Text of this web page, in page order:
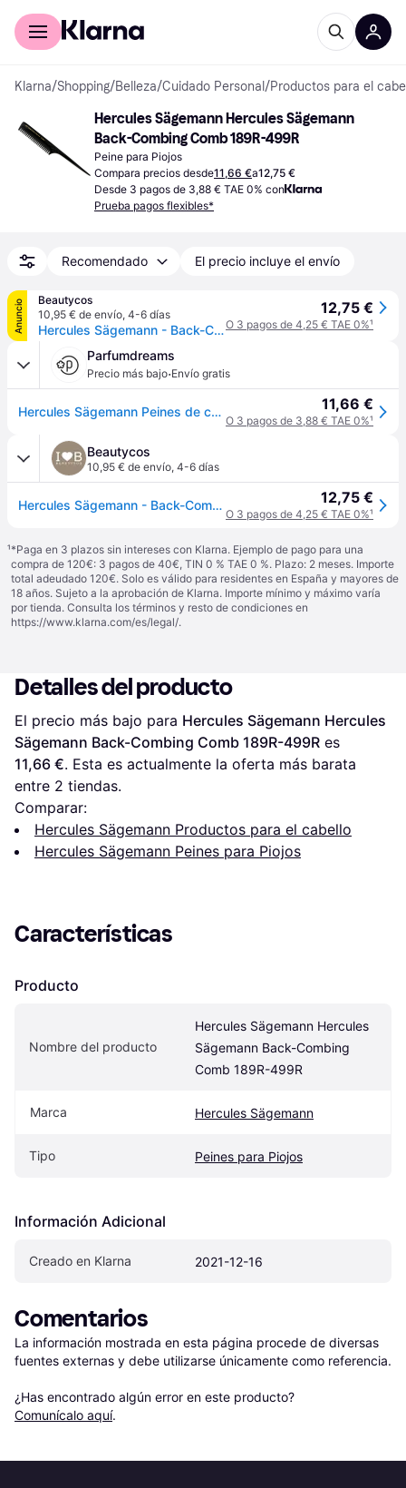
Comprar con Klarna
Klarna/Shopping/Belleza/Cuidado Personal /Productos para el
Hercules Sägemann Hercules Sägemann
Back-Combing Comb 189R-499R
Peine para Piojos
Compara precios desde11,66 €a12,75 €
Desde 3 pagos de 3,88 € TAE 0% con
Prueba pagos flexibles*
Recomendado El precio incluye el envío
Anuncio
Beautycos
10,95 € de envío, 4-6 días
Hercules Sägemann - Back-Combing Comb 189R-499R
12,75 €
O 3 pagos de 4,25 € TAE 0%¹
Parfumdreams
Precio más bajo·Envío gratis
Hercules Sägemann Peines de cardado Peine púas modelo 189R-499R cola ratón Mujer 11,66 €
O 3 pagos de 3,88 € TAE 0%¹
Beautycos
10,95 € de envío, 4-6 días
Hercules Sägemann - Back-Combing Comb 189R-499R 12,75 €
O 3 pagos de 4,25 € TAE 0%¹
¹*Paga en 3 plazos sin intereses con Klarna. Ejemplo de pago para una
compra de 120€: 3 pagos de 40€, TIN 0 % TAE 0 %. Plazo: 2 meses. Importe
total adeudado 120€. Solo es válido para residentes en España y mayores de
18 años. Sujeto a la aprobación de Klarna. Importe mínimo y máximo varía
por tienda. Consulta los términos y resto de condiciones en
https://www.klarna.com/es/legal/.
Detalles del producto
El precio más bajo para Hercules Sägemann Hercules
Sägemann Back-Combing Comb 189R-499R
11,66 €. Esta es actualmente la oferta más barata
entre 2 tiendas.
Comparar:
Hercules Sägemann Productos para el cabello
Hercules Sägemann Peines para Piojos
Características
Producto
Nombre del producto
Hercules Sägemann Hercules
Sägemann Back-Combing
Comb 189R-499R
Marca Hercules Sägemann
Tipo Peines para Piojos
Información Adicional
Creado en Klarna 2021-12-16
Comentarios
La información mostrada en esta página procede de diversas
fuentes externas y debe utilizarse únicamente como referencia.
¿Has encontrado algún error en este producto?
Comunícalo aquí.